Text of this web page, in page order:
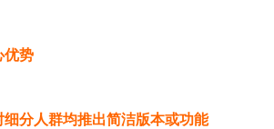
势
分人群均推出简洁版本或功能